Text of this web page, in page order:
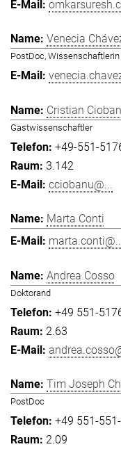
Venecia
PostDoc, Wissenschaftlerin
Cristian
Gastwissenschaftler
+49-551-
3.142
cciobanu@...
Marta Conti
Andrea Cosso
Doktorand
+49 551-
2.63
Tim Joseph
PostDoc
+49 551-
2.09